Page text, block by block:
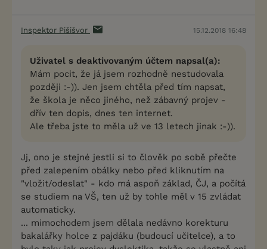
Inspektor Pišišvor 15.12.2018 16:48
Uživatel s deaktivovaným účtem napsal(a):
Mám pocit, že já jsem rozhodně nestudovala
později :-)). Jen jsem chtěla před tím napsat,
že škola je něco jiného, než zábavný projev -
dřív ten dopis, dnes ten internet.
Ale třeba jste to měla už ve 13 letech jinak :-)).
Jj, ono je stejné jestli si to člověk po sobě přečte
před zalepením obálky nebo před kliknutím na
"vložit/odeslat" - kdo má aspoň základ, ČJ, a počítá
se studiem na VŠ, ten už by tohle měl v 15 zvládat
automaticky.
... mimochodem jsem dělala nedávno korekturu
bakalářky holce z pajdáku (budoucí učitelce), a to